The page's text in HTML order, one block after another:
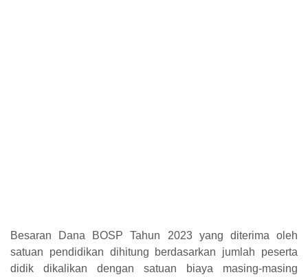
Besaran Dana BOSP Tahun 2023 yang diterima oleh
satuan pendidikan dihitung berdasarkan jumlah peserta
didik dikalikan dengan satuan biaya masing-masing